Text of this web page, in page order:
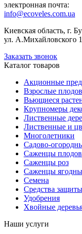
электронная почта:
info@ecoveles.com.ua
Киевская область, г.
ул. А.Михайловского
Заказать звонок
Каталог товаров
Акционные
Взрослые
Вьющиеся
Крупномеры
Лиственные
Лиственные и
Многолетники
Садово-
Саженцы
Саженцы роз
Саженцы
Семена
Средства
Удобрения
Хвойные
Наши услуги